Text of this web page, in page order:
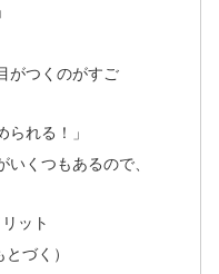
がつくのがすご
られる！」
いくつもあるので、
ット
づく）